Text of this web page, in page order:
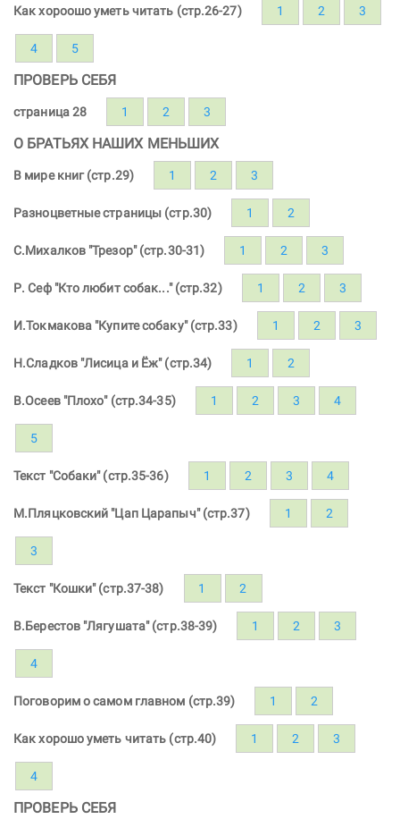
Как хороошо уметь читать (стр.26-27) 1 2 3
4 5
ПРОВЕРЬ СЕБЯ
страница 28 1 2 3
О БРАТЬЯХ НАШИХ МЕНЬШИХ
В мире книг (стр.29) 1 2 3
Разноцветные страницы (стр.30) 1 2
С.Михалков "Трезор" (стр.30-31) 1 2 3
Р. Сеф "Кто любит собак..." (стр.32) 1 2 3
И.Токмакова "Купите собаку" (стр.33) 1 2 3
Н.Сладков "Лисица и Ёж" (стр.34) 1 2
В.Осеев "Плохо" (стр.34-35) 1 2 3 4
5
Текст "Собаки" (стр.35-36) 1 2 3 4
М.Пляцковский "Цап Царапыч" (стр.37) 1 2
3
Текст "Кошки" (стр.37-38) 1 2
В.Берестов "Лягушата" (стр.38-39) 1 2 3
4
Поговорим о самом главном (стр.39) 1 2
Как хорошо уметь читать (стр.40) 1 2 3
4
ПРОВЕРЬ СЕБЯ